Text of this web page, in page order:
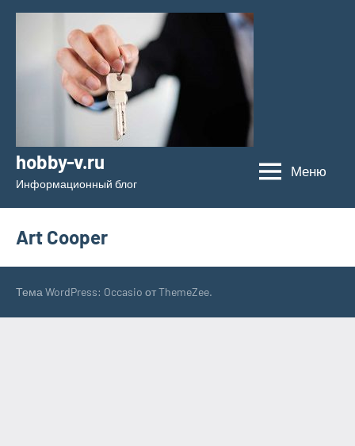
Перейти
содержимому
hobby-v.ru
Информационный блог
Меню
Art Cooper
Тема WordPress: Occasio от ThemeZee.